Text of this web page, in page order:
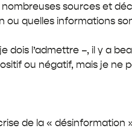
sources et
quelles informations
l’admettre –, il y a
ou négatif, mais je ne
de la «